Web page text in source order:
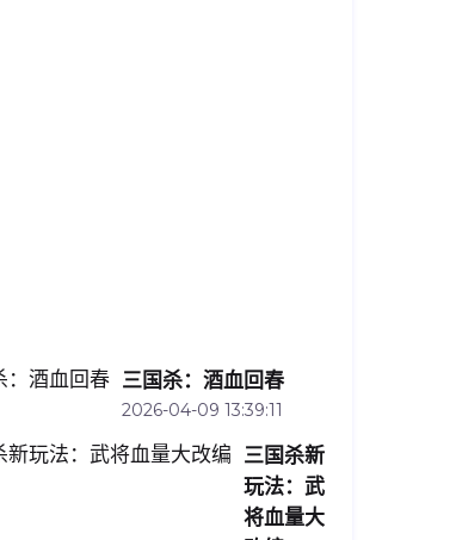
三国杀：酒血回春
2026-04-09 13:39:11
三国杀新
玩法：武
将血量大